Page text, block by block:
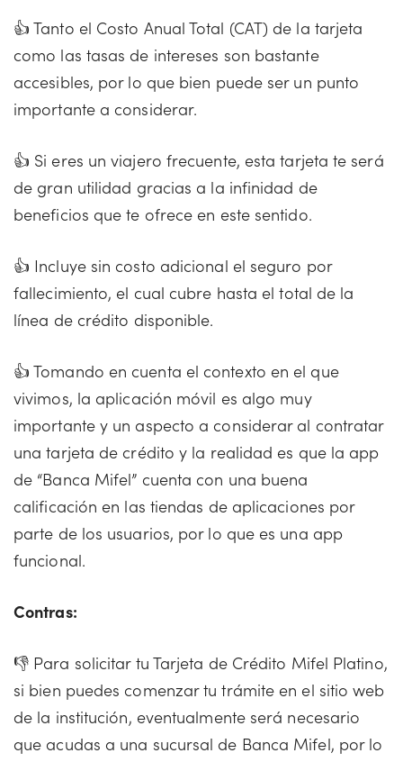
👍 Tanto el Costo Anual Total (CAT) de la tarjeta
como las tasas de intereses son bastante
accesibles, por lo que bien puede ser un punto
importante a considerar.
👍 Si eres un viajero frecuente, esta tarjeta te será
de gran utilidad gracias a la infinidad de
beneficios que te ofrece en este sentido.
👍 Incluye sin costo adicional el seguro por
fallecimiento, el cual cubre hasta el total de la
línea de crédito disponible.
👍 Tomando en cuenta el contexto en el que
vivimos, la aplicación móvil es algo muy
importante y un aspecto a considerar al contratar
una tarjeta de crédito y la realidad es que la app
de “Banca Mifel” cuenta con una buena
calificación en las tiendas de aplicaciones por
parte de los usuarios, por lo que es una app
funcional.
Contras:
👎 Para solicitar tu Tarjeta de Crédito Mifel Platino,
si bien puedes comenzar tu trámite en el sitio web
de la institución, eventualmente será necesario
que acudas a una sucursal de Banca Mifel, por lo